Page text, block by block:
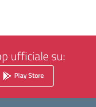
ufficiale su:
Play Store